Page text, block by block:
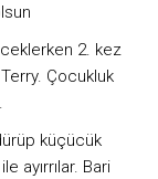
2. kez
Çocukluk
küçücük
ayırrılar. Bari